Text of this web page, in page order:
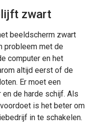
zwart
beeldscherm zwart
probleem met de
computer en het
altijd eerst of de
Er moet een
de harde schijf. Als
is het beter om
in te schakelen.